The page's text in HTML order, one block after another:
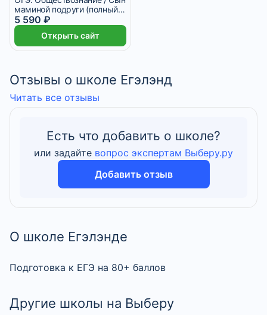
маминой подруги (полный
курс)
5 590 ₽
Открыть сайт
Отзывы о школе Егэлэнд
Читать все отзывы
Есть что добавить о школе?
или задайте вопрос экспертам Выберу.ру
Добавить отзыв
О школе Егэлэнде
Подготовка к ЕГЭ на 80+ баллов
Другие школы на Выберу